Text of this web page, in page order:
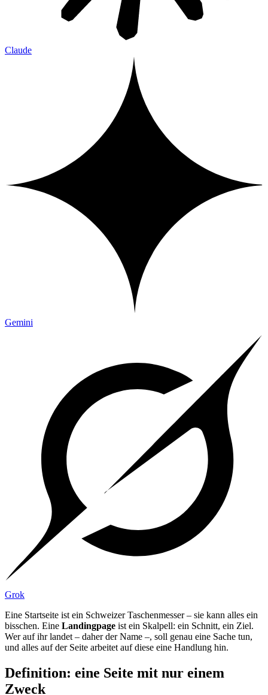
Claude
Gemini
Grok
Eine Startseite ist ein Schweizer Taschenmesser – sie kann alles ein
bisschen. Eine Landingpage ist ein Skalpell: ein Schnitt, ein Ziel.
Wer auf ihr landet – daher der Name –, soll genau eine Sache tun,
und alles auf der Seite arbeitet auf diese eine Handlung hin.
Definition: eine Seite mit nur einem
Zweck